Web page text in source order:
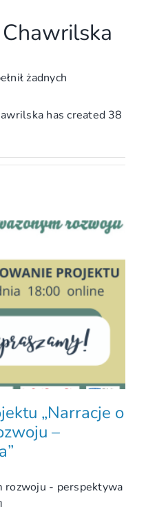
żadnych
has created 38
„Narracje o
–
rozwoju - perspektywa